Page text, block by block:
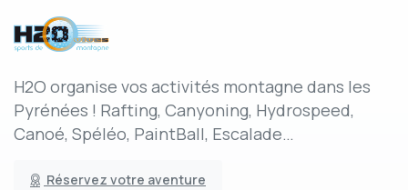
H2O organise vos activités montagne dans les
Pyrénées ! Rafting, Canyoning, Hydrospeed,
Canoé, Spéléo, PaintBall, Escalade…
Réservez votre aventure